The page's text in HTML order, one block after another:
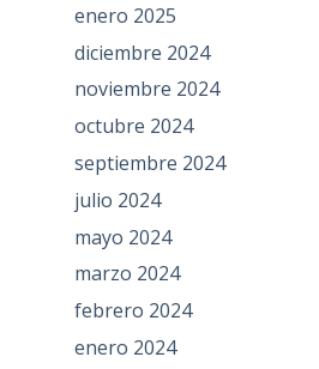
enero 2025
diciembre 2024
noviembre 2024
octubre 2024
septiembre 2024
julio 2024
mayo 2024
marzo 2024
febrero 2024
enero 2024